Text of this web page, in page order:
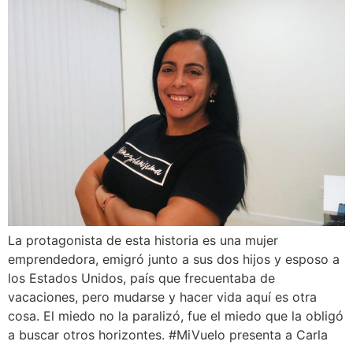
La protagonista de esta historia es una mujer
emprendedora, emigró junto a sus dos hijos y esposo a
los Estados Unidos, país que frecuentaba de
vacaciones, pero mudarse y hacer vida aquí es otra
cosa. El miedo no la paralizó, fue el miedo que la obligó
a buscar otros horizontes. #MiVuelo presenta a Carla